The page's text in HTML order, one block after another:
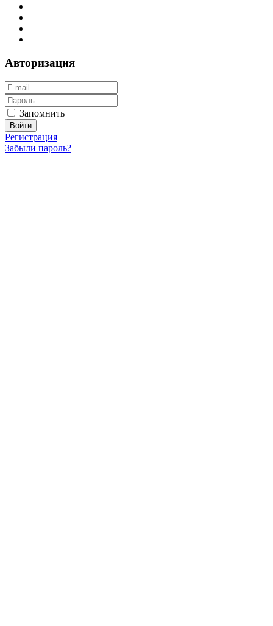
Авторизация
Запомнить
Регистрация
Забыли пароль?